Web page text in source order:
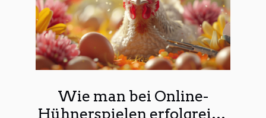
Wie man bei Online-
Hühnerspielen erfolgreich